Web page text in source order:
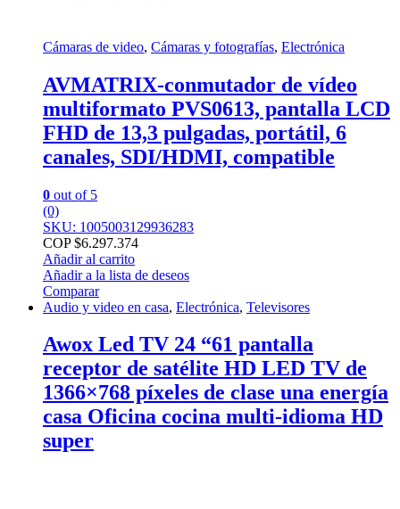
Cámaras de video, Cámaras y fotografías, Electrónica
AVMATRIX-conmutador de vídeo
multiformato PVS0613, pantalla LCD
FHD de 13,3 pulgadas, portátil, 6
canales, SDI/HDMI, compatible
0 out of 5
(0)
SKU: 1005003129936283
COP $6.297.374
Añadir al carrito
Añadir a la lista de deseos
Comparar
Audio y video en casa, Electrónica, Televisores
Awox Led TV 24 “61 pantalla
receptor de satélite HD LED TV de
1366×768 píxeles de clase una energía
casa Oficina cocina multi-idioma HD
super